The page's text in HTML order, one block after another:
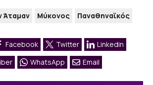
Άταμαν Μύκονος Παναθηναϊκός
Facebook Twitter
Linkedin
WhatsApp Email